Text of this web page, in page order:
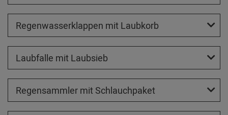
Regenwasserklappen mit Laubkorb
Laubfalle mit Laubsieb
Regensammler mit Schlauchpaket